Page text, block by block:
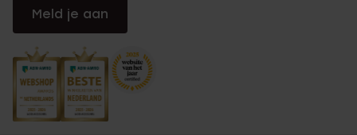
Meld je aan